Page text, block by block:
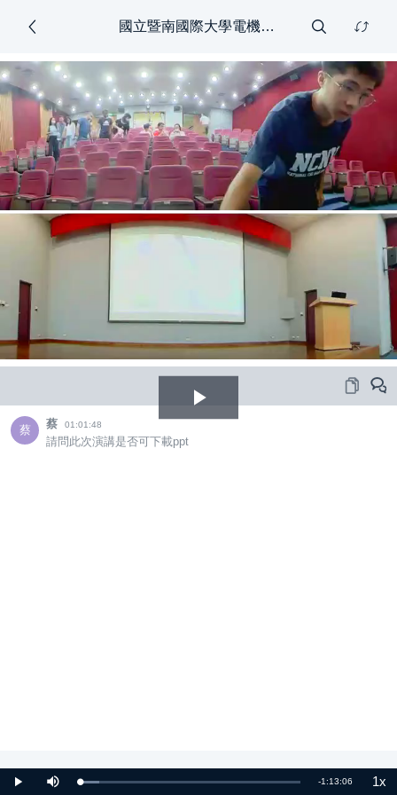
國立暨南國際大學電機系114學年度學士班新生線上說明會
Play
Play Mute Loaded:
Remaining
-1:13:06 1x
蔡 蔡 01:01:48
請問此次演講是否可下載ppt